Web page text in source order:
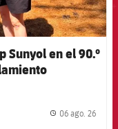
Sunyol en el 90.º
06 ago. 26